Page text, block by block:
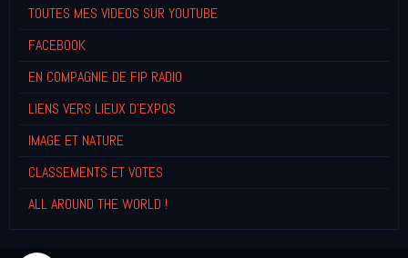
TOUTES MES VIDEOS SUR YOUTUBE
FACEBOOK
EN COMPAGNIE DE FIP RADIO
LIENS VERS LIEUX D'EXPOS
IMAGE ET NATURE
CLASSEMENTS ET VOTES
ALL AROUND THE WORLD !